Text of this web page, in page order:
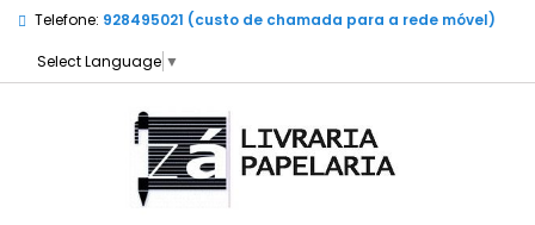
Telefone: 928495021 (custo de chamada para a rede móvel)
Select Language ▼